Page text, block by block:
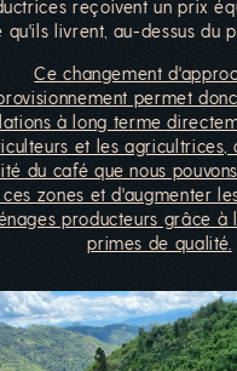
reçoivent un prix
qu'ils livrent, au-dessus du
Ce changement
permet
à long terme
et les agricultrices,
du café que nous
zones et d'augmenter
producteurs grâce à
primes de qualité.